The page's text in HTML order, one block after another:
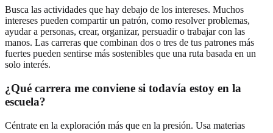
Busca las actividades que hay debajo de los intereses. Muchos
intereses pueden compartir un patrón, como resolver problemas,
ayudar a personas, crear, organizar, persuadir o trabajar con las
manos. Las carreras que combinan dos o tres de tus patrones más
fuertes pueden sentirse más sostenibles que una ruta basada en un
solo interés.
¿Qué carrera me conviene si todavía estoy en la
escuela?
Céntrate en la exploración más que en la presión. Usa materias